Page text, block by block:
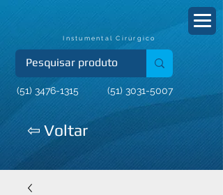
(51) 3031-5007
(51) 3476-1315
Instumental Cirúrgico
⇦ Voltar